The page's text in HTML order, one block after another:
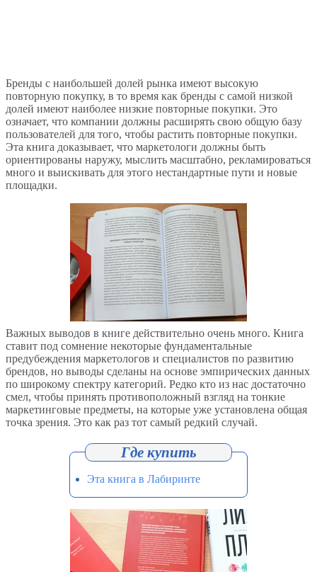
Бренды с наибольшей долей рынка имеют высокую
повторную покупку, в то время как бренды с самой низкой
долей имеют наиболее низкие повторные покупки. Это
означает, что компании должны расширять свою общую базу
пользователей для того, чтобы растить повторные покупки.
Эта книга доказывает, что маркетологи должны быть
ориентированы наружу, мыслить масштабно, рекламироваться
много и выискивать для этого нестандартные пути и новые
площадки.
Важных выводов в книге действительно очень много. Книга
ставит под сомнение некоторые фундаментальные
предубеждения маркетологов и специалистов по развитию
брендов, но выводы сделаны на основе эмпирических данных
по широкому спектру категорий. Редко кто из нас достаточно
смел, чтобы принять противоположный взгляд на тонкие
маркетинговые предметы, на которые уже установлена общая
точка зрения. Это как раз тот самый редкий случай.
Эта книга в Лабиринте